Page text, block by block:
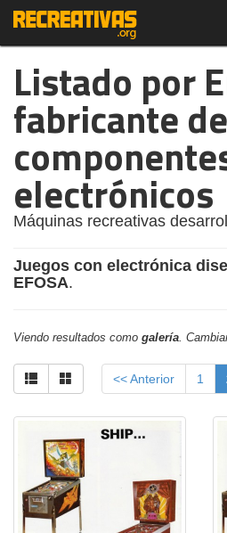
Listado por
fabricante de
electrónicos
Máquinas recreativas
Juegos con electrónica
EFOSA.
Viendo resultados como galería.
<< Anterior 1